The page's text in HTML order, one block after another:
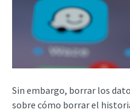
Sin embargo, borrar los
sobre cómo borrar el